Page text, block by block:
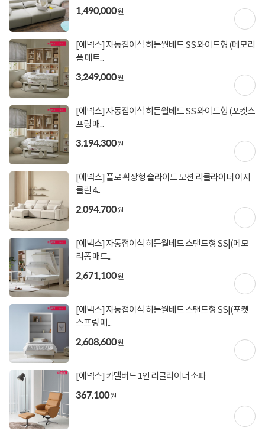
1,490,000원
[에넥스] 자동접이식 히든월베드 SS 와이드형 (메모리
폼 매트...
3,249,000원
[에넥스] 자동접이식 히든월베드 SS 와이드형 (포켓스
프링 매...
3,194,300원
[에넥스] 플로 확장형 슬라이드 모션 리클라이너 이지
클린 4...
2,094,700원
[에넥스] 자동접이식 히든월베드 스탠드형 SS|(메모
리폼 매트...
2,671,100원
[에넥스] 자동접이식 히든월베드 스탠드형 SS|(포켓
스프링 매...
2,608,600원
[에넥스] 카멜버드 1인 리클라이너 소파
367,100원